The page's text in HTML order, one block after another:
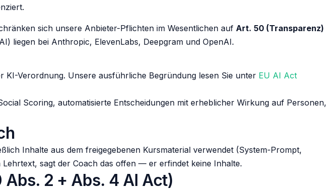
sich unsere Anbieter-Pflichten im Wesentlichen auf Art. 50 (Transparenz)
liegen bei Anthropic, ElevenLabs, Deepgram und OpenAI.
KI-Verordnung. Unsere ausführliche Begründung lesen Sie unter EU AI Act
Scoring, automatisierte Entscheidungen mit erheblicher Wirkung auf Personen,
Inhalte aus dem freigegebenen Kursmaterial verwendet (System-Prompt,
sagt der Coach das offen — er erfindet keine Inhalte.
2 + Abs. 4 AI Act)